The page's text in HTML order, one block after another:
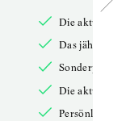
Die aktuelle
Das jährliche
Die aktuelle
Persönliches